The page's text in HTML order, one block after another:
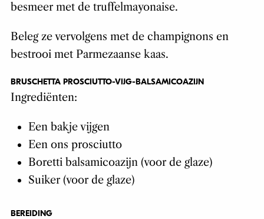
besmeer met de truffelmayonaise.
Beleg ze vervolgens met de champignons en
bestrooi met Parmezaanse kaas.
BRUSCHETTA PROSCIUTTO-VIJG-BALSAMICOAZIJN
Ingrediënten:
Een bakje vijgen
Een ons prosciutto
Boretti balsamicoazijn (voor de glaze)
Suiker (voor de glaze)
BEREIDING